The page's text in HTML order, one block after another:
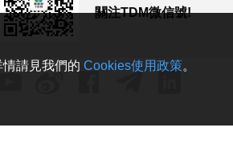
2026-08-07 18:45
暑中心延長夜間開放
關注TDM微信號!
請見我們的 Cookies使用政策。